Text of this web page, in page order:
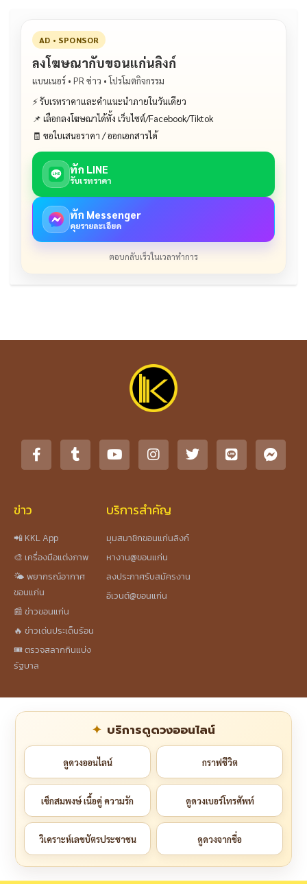
AD • SPONSOR
ลงโฆษณากับขอนแก่นลิงก์
แบนเนอร์ • PR ข่าว • โปรโมตกิจกรรม
⚡ รับเรทราคาและคำแนะนำภายในวันเดียว
📌 เลือกลงโฆษณาได้ทั้ง เว็บไซต์/Facebook/Tiktok
🧾 ขอใบเสนอราคา / ออกเอกสารได้
ทัก LINE
รับเรทราคา
ทัก Messenger
คุยรายละเอียด
ตอบกลับเร็วในเวลาทำการ
ข่าว
📲 KKL App
🎨 เครื่องมือแต่งภาพ
🌤️ พยากรณ์อากาศ
ขอนแก่น
📰 ข่าวขอนแก่น
🔥 ข่าวเด่นประเด็นร้อน
🎟️ ตรวจสลากกินแบ่ง
รัฐบาล
บริการสำคัญ
มุมสมาชิกขอนแก่นลิงก์
หางาน@ขอนแก่น
ลงประกาศรับสมัครงาน
อีเวนต์@ขอนแก่น
บริการดูดวงออนไลน์
ดูดวงออนไลน์ กราฟชีวิต
เช็กสมพงษ์ เนื้อคู่ ความรัก ดูดวงเบอร์โทรศัพท์
วิเคราะห์เลขบัตรประชาชน ดูดวงจากชื่อ